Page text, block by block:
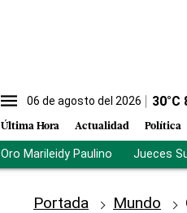
06 de agosto del 2026 30°C
Última Hora Actualidad Política
Oro Marileidy Paulino Jueces
Portada Mundo